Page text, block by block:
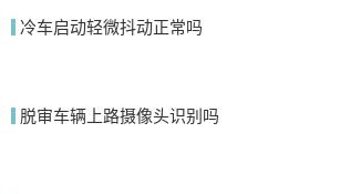
冷车启动轻微抖动正常吗
脱审车辆上路摄像头识别吗